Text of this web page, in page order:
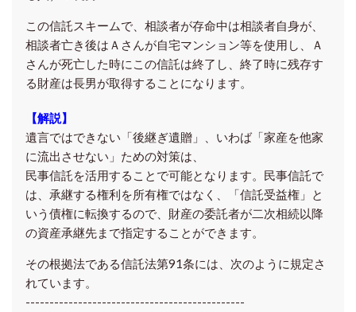
この信託スキームで、相談者が存命中は相談者自身が、
相談者亡き後はＡさんが自宅マンション等を使用し、Ａ
さんが死亡した時にこの信託は終了し、終了時に残存す
る財産は長男が取得することになります。
【解説】
遺言ではできない「後継ぎ遺贈」、いわば「家産を他家
に流出させない」ための対策は、
民事信託を活用することで可能となります。民事信託で
は、承継する権利を所有権ではなく、「信託受益権」と
いう債権に転換するので、財産の委託者が二次相続以降
の資産承継先まで指定することができます。
その根拠法である信託法第91条には、次のように規定さ
れています。
----------------------------------------------